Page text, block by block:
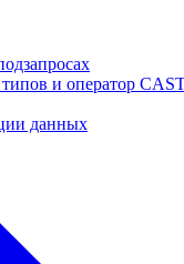
и оператор
данных